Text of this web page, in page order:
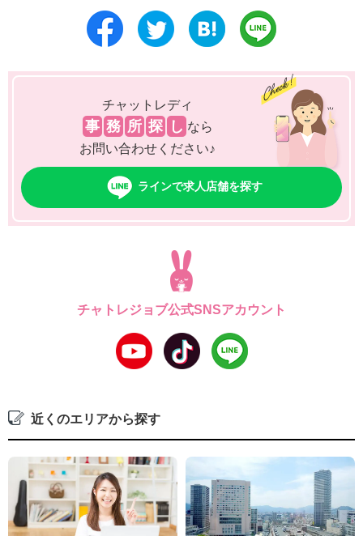
チャットレディ
事 務 所 探 し なら
お問い合わせください♪
ラインで求人店舗を探す
チャトレジョブ公式SNSアカウント
近くのエリアから探す